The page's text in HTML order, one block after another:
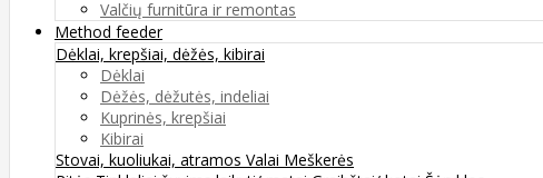
Valčių furnitūra ir remontas
Method feeder
Dėklai, krepšiai, dėžės, kibirai
Dėklai
Dėžės, dėžutės, indeliai
Kuprinės, krepšiai
Kibirai
Stovai, kuoliukai, atramos Valai Meškerės